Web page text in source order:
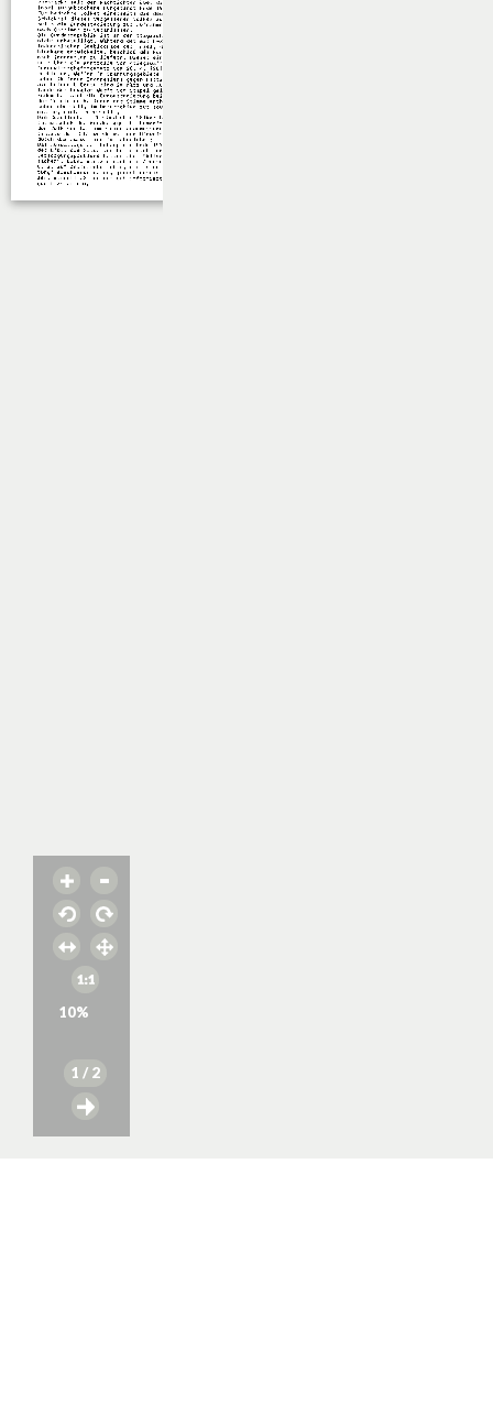
10%
1 / 2